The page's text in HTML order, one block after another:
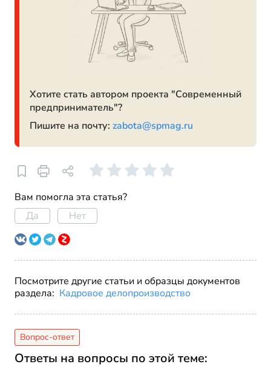
Хотите стать автором проекта "Современный
предприниматель"?
Пишите на почту: zabota@spmag.ru
Вам помогла эта статья?
Да
Нет
Посмотрите другие статьи и образцы документов
раздела: Кадровое делопроизводство
Ответы на вопросы по этой теме: